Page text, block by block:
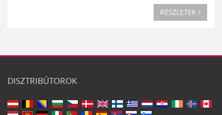
RÉSZLETEK
DISZTRIBÚTOROK